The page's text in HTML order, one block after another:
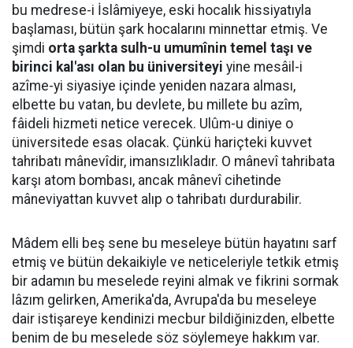
bu medrese-i İslâmiyeye, eski hocalık hissiyatıyla
başlaması, bütün şark hocalarını minnettar etmiş. Ve
şimdi orta şarkta sulh-u umumînin temel taşı ve
birinci kal'ası olan bu üniversiteyi yine mesâil-i
azîme-yi siyasiye içinde yeniden nazara alması,
elbette bu vatan, bu devlete, bu millete bu azîm,
fâideli hizmeti netice verecek. Ulûm-u diniye o
üniversitede esas olacak. Çünkü hariçteki kuvvet
tahribatı mânevîdir, imansızlıkladır. O mânevî tahribata
karşı atom bombası, ancak mânevî cihetinde
mâneviyattan kuvvet alıp o tahribatı durdurabilir.
Mâdem elli beş sene bu meseleye bütün hayatını sarf
etmiş ve bütün dekaikiyle ve neticeleriyle tetkik etmiş
bir adamın bu meselede reyini almak ve fikrini sormak
lâzım gelirken, Amerika'da, Avrupa'da bu meseleye
dair istişareye kendinizi mecbur bildiğinizden, elbette
benim de bu meselede söz söylemeye hakkım var.